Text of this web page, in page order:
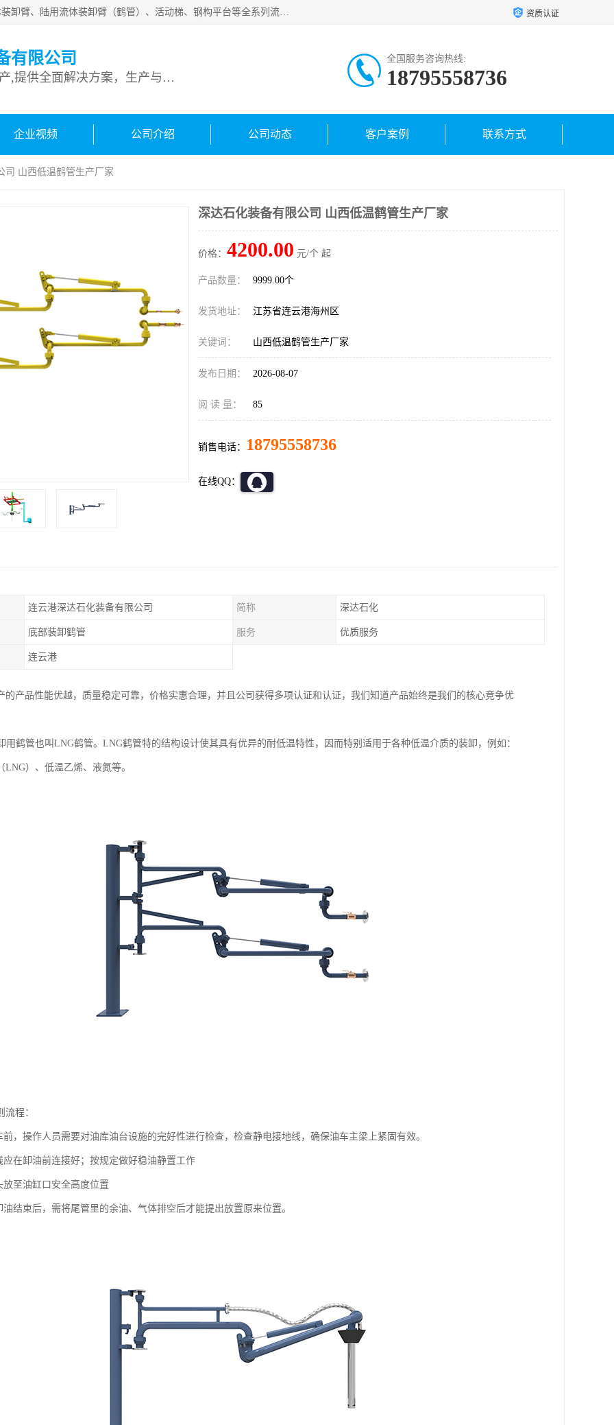
连云港深达石化装备有限公司是从事定量装车系统、船用流体装卸臂、陆用流体装卸臂（鹤管）、活动梯、钢构平台等全系列流体装卸设备的设计、制造、销售以及服务的专业供应商。公司始终以客户为中心，密切跟踪国内外油气储运及装卸设备先进技术的发展，以先进的技术、优质的产品、一流的服务，满足客户需求。 资质认证
有限公司
专业从事流体装卸设备生产,提供全面解决方案，生产与定制服务
全国服务咨询热线:
18795558736
企业视频 公司介绍 公司动态 客户案例 联系方式
司 山西低温鹤管生产厂家
深达石化装备有限公司 山西低温鹤管生产厂家
价格： 4200.00 元/个 起
产品数量： 9999.00个
发货地址： 江苏省连云港海州区
关键词： 山西低温鹤管生产厂家
发布日期： 2026-08-07
阅 读 量： 85
销售电话： 18795558736
在线QQ：
连云港深达石化装备有限公司 简称 深达石化
底部装卸鹤管 服务 优质服务
连云港
的产品性能优越，质量稳定可靠，价格实惠合理，并且公司获得多项认证和认证，我们知道产品始终是我们的核心竞争优
用鹤管也叫LNG鹤管。LNG鹤管特的结构设计使其具有优异的耐低温特性，因而特别适用于各种低温介质的装卸，例如：
LNG）、低温乙烯、液氮等。
流程：
前，操作人员需要对油库油台设施的完好性进行检查，检查静电接地线，确保油车主梁上紧固有效。
应在卸油前连接好；按规定做好稳油静置工作
放至油缸口安全高度位置
油结束后，需将尾管里的余油、气体排空后才能提出放置原来位置。